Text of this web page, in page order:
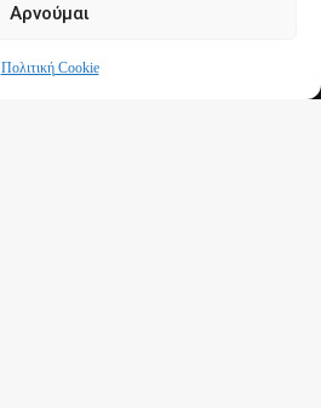
Αρνούμαι
Πολιτική Cookie